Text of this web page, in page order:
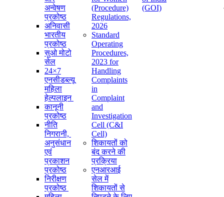
अन्वेषण
प्रकोष्ठ
अनिवासी
भारतीय
प्रकोष्ठ
सुओ मोटो
सेल
24×7
एनसीडब्ल्यू
महिला
हेल्पलाइन
कानूनी
प्रकोष्ठ
नीति
निगरानी, ​​
अनुसंधान
एवं
प्रकाशन
प्रकोष्ठ
निरीक्षण
प्रकोष्ठ
(Procedure)
Regulations,
2026
Standard
Operating
Procedures,
2023 for
Handling
Complaints
in
Complaint
and
Investigation
Cell (C&I
Cell)
शिकायतों को
बंद करने की
प्रक्रिया
एनआरआई
सेल में
शिकायतों से
(GOI)